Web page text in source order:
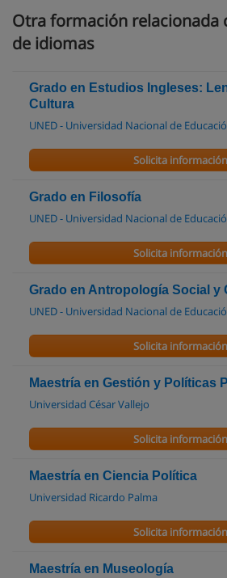
Otra formación relacionada
de idiomas
Grado en Estudios Ingleses:
Cultura
UNED - Universidad Nacional de
Solicita información
Grado en Filosofía
UNED - Universidad Nacional de
Solicita información
Grado en Antropologí­a Social y
UNED - Universidad Nacional de
Solicita información
Maestría en Gestión y Políticas
Universidad César Vallejo
Solicita información
Maestría en Ciencia Política
Universidad Ricardo Palma
Solicita información
Maestría en Museología